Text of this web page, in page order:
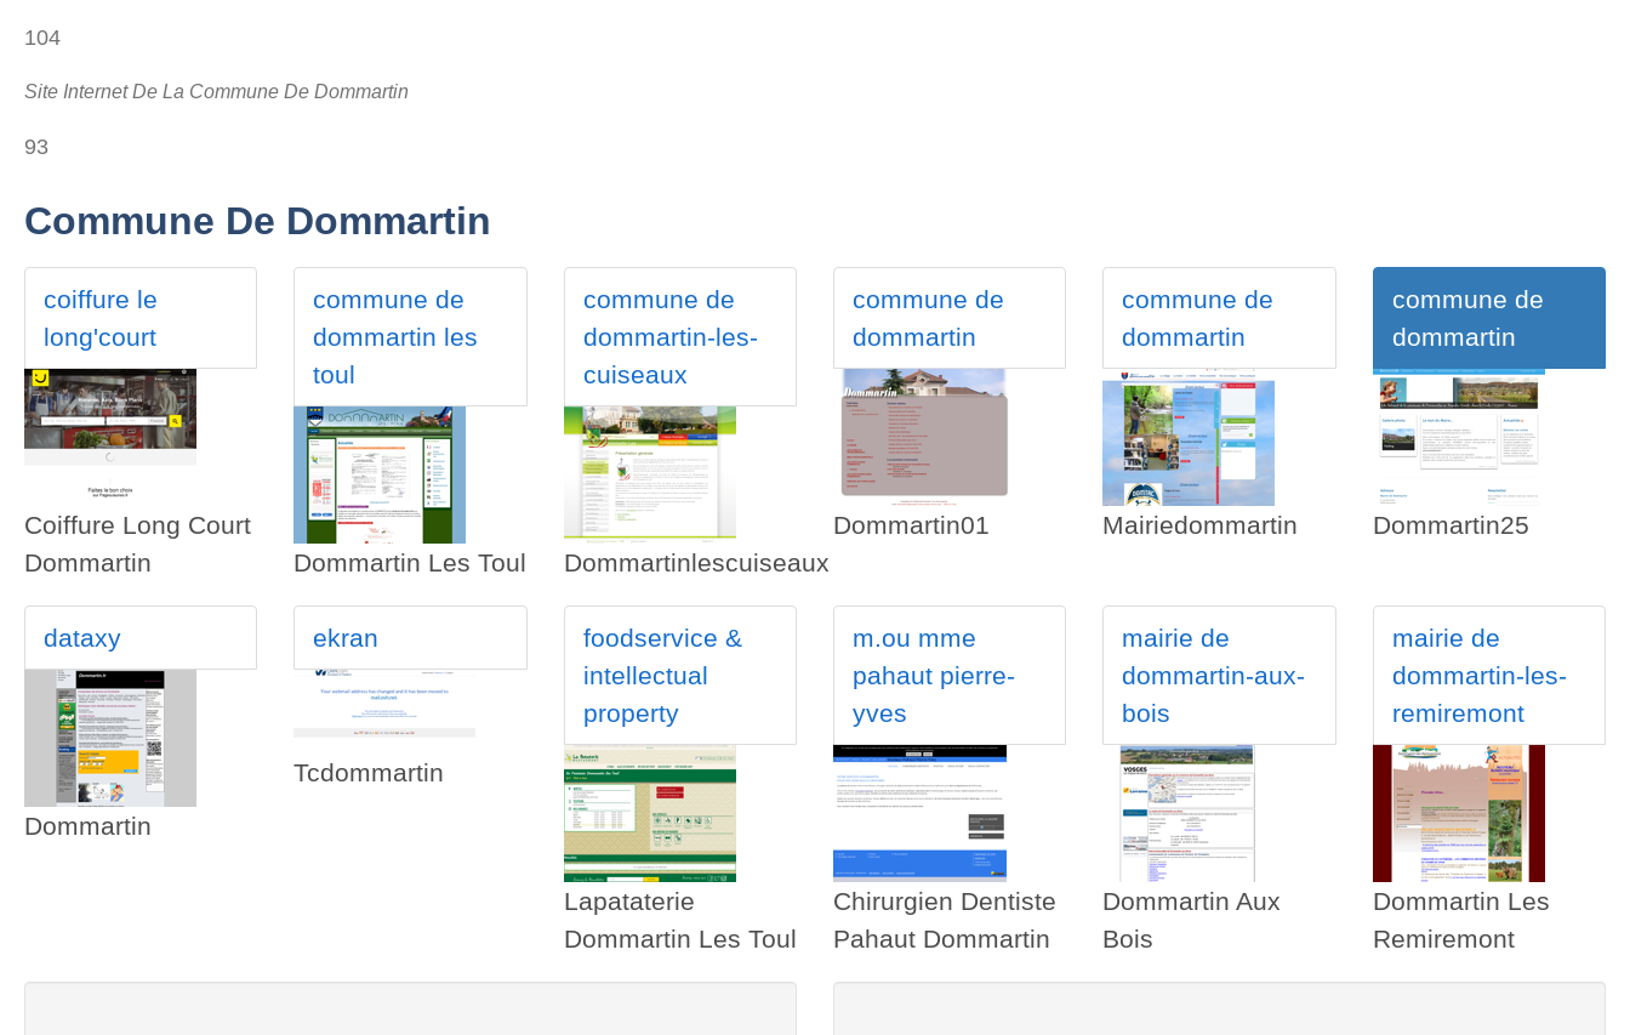
104
Site Internet De La Commune De Dommartin
93
Commune De Dommartin
coiffure le
long'court
Coiffure Long Court
Dommartin
commune de
dommartin les
toul
Dommartin Les Toul
commune de
dommartin-les-
cuiseaux
Dommartinlescuiseaux
commune de
dommartin
Dommartin01
commune de
dommartin
Mairiedommartin
commune de
dommartin
Dommartin25
dataxy
Dommartin
ekran
Tcdommartin
foodservice &
intellectual
property
Lapataterie
Dommartin Les Toul
m.ou mme
pahaut pierre-
yves
Chirurgien Dentiste
Pahaut Dommartin
mairie de
dommartin-aux-
bois
Dommartin Aux
Bois
mairie de
dommartin-les-
remiremont
Dommartin Les
Remiremont